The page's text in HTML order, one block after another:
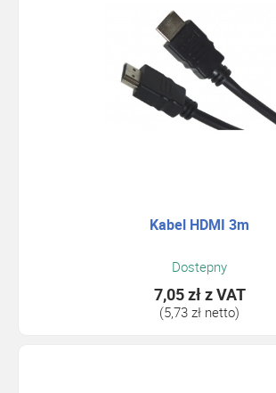
Kabel HDMI 3m
Dostepny
7,05 złz VAT
(5,73 zł netto)